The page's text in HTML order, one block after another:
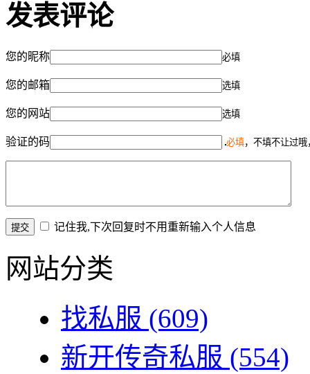
发表评论
您的昵称 必填
您的邮箱 选填
您的网站 选填
验证的码 必填，不填不让过
记住我,下次回复时不用重新输入个人信息
网站分类
找私服 (609)
新开传奇私服 (554)